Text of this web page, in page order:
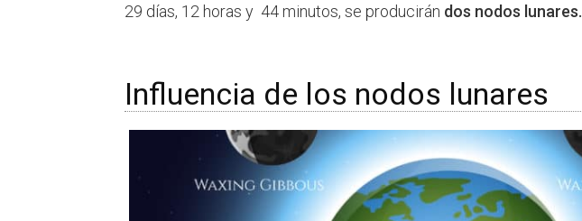
29 días, 12 horas y 44 minutos, se producirán dos nodos lunares.
Influencia de los nodos lunares